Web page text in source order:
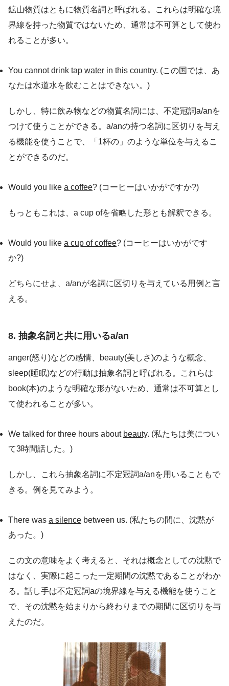
鉱山物質はともに物質名詞と呼ばれる。これらは明確な境
界線を持った物質ではないため、通常は不可算として使わ
れることが多い。
You cannot drink tap water in this country. (この国では、あ
なたは水道水を飲むことはできない。)
しかし、特に飲み物などの物質名詞には、不定冠詞a/anを
つけて使うことができる。a/anの持つ名詞に区切りを与え
る機能を使うことで、「1杯の」のような単位を与えるこ
とができるのだ。
Would you like a coffee? (コーヒーはいかがですか?)
もっともこれは、a cup ofを省略した形とも解釈できる。
Would you like a cup of coffee? (コーヒーはいかがです
か?)
どちらにせよ、a/anが名詞に区切りを与えている用例と言
える。
8. 抽象名詞と共に用いるa/an
anger(怒り)などの感情、beauty(美しさ)のような概念、
sleep(睡眠)などの行動は抽象名詞と呼ばれる。これらは
book(本)のような明確な形がないため、通常は不可算とし
て使われることが多い。
We talked for three hours about beauty. (私たちは美につい
て3時間話した。)
しかし、これら抽象名詞に不定冠詞a/anを用いることもで
きる。例を見てみよう。
There was a silence between us. (私たちの間に、沈黙が
あった。)
この文の意味をよく考えると、それは概念としての沈黙で
はなく、実際に起こった一定期間の沈黙であることがわか
る。話し手は不定冠詞aの境界線を与える機能を使うこと
で、その沈黙を始まりから終わりまでの期間に区切りを与
えたのだ。